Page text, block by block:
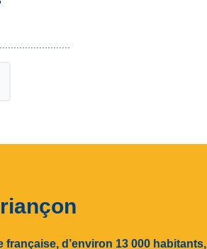
d’environ 13 000 habitants,